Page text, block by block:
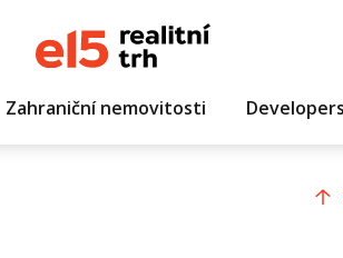
Zahraniční nemovitosti